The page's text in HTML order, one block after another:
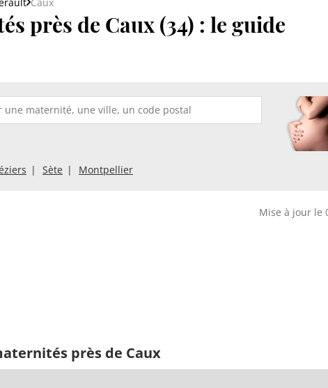
près de Caux (34) : le guide
Sète Montpellier
Mise à jour le
près de Caux